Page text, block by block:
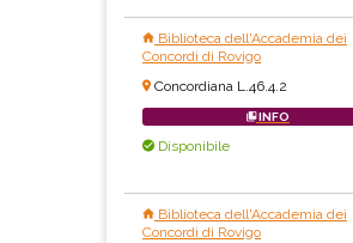
Biblioteca dell'Accademia dei
Concordi di Rovigo
Concordiana L.46.4.2
INFO
Disponibile
Biblioteca dell'Accademia dei
Concordi di Rovigo